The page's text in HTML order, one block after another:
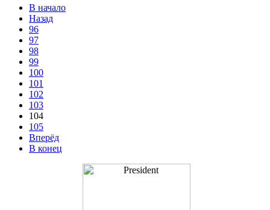
В начало
Назад
96
97
98
99
100
101
102
103
104
105
Вперёд
В конец